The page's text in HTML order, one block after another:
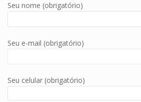
Seu nome (obrigatório)
Seu e-mail (obrigatório)
Seu celular (obrigatório)